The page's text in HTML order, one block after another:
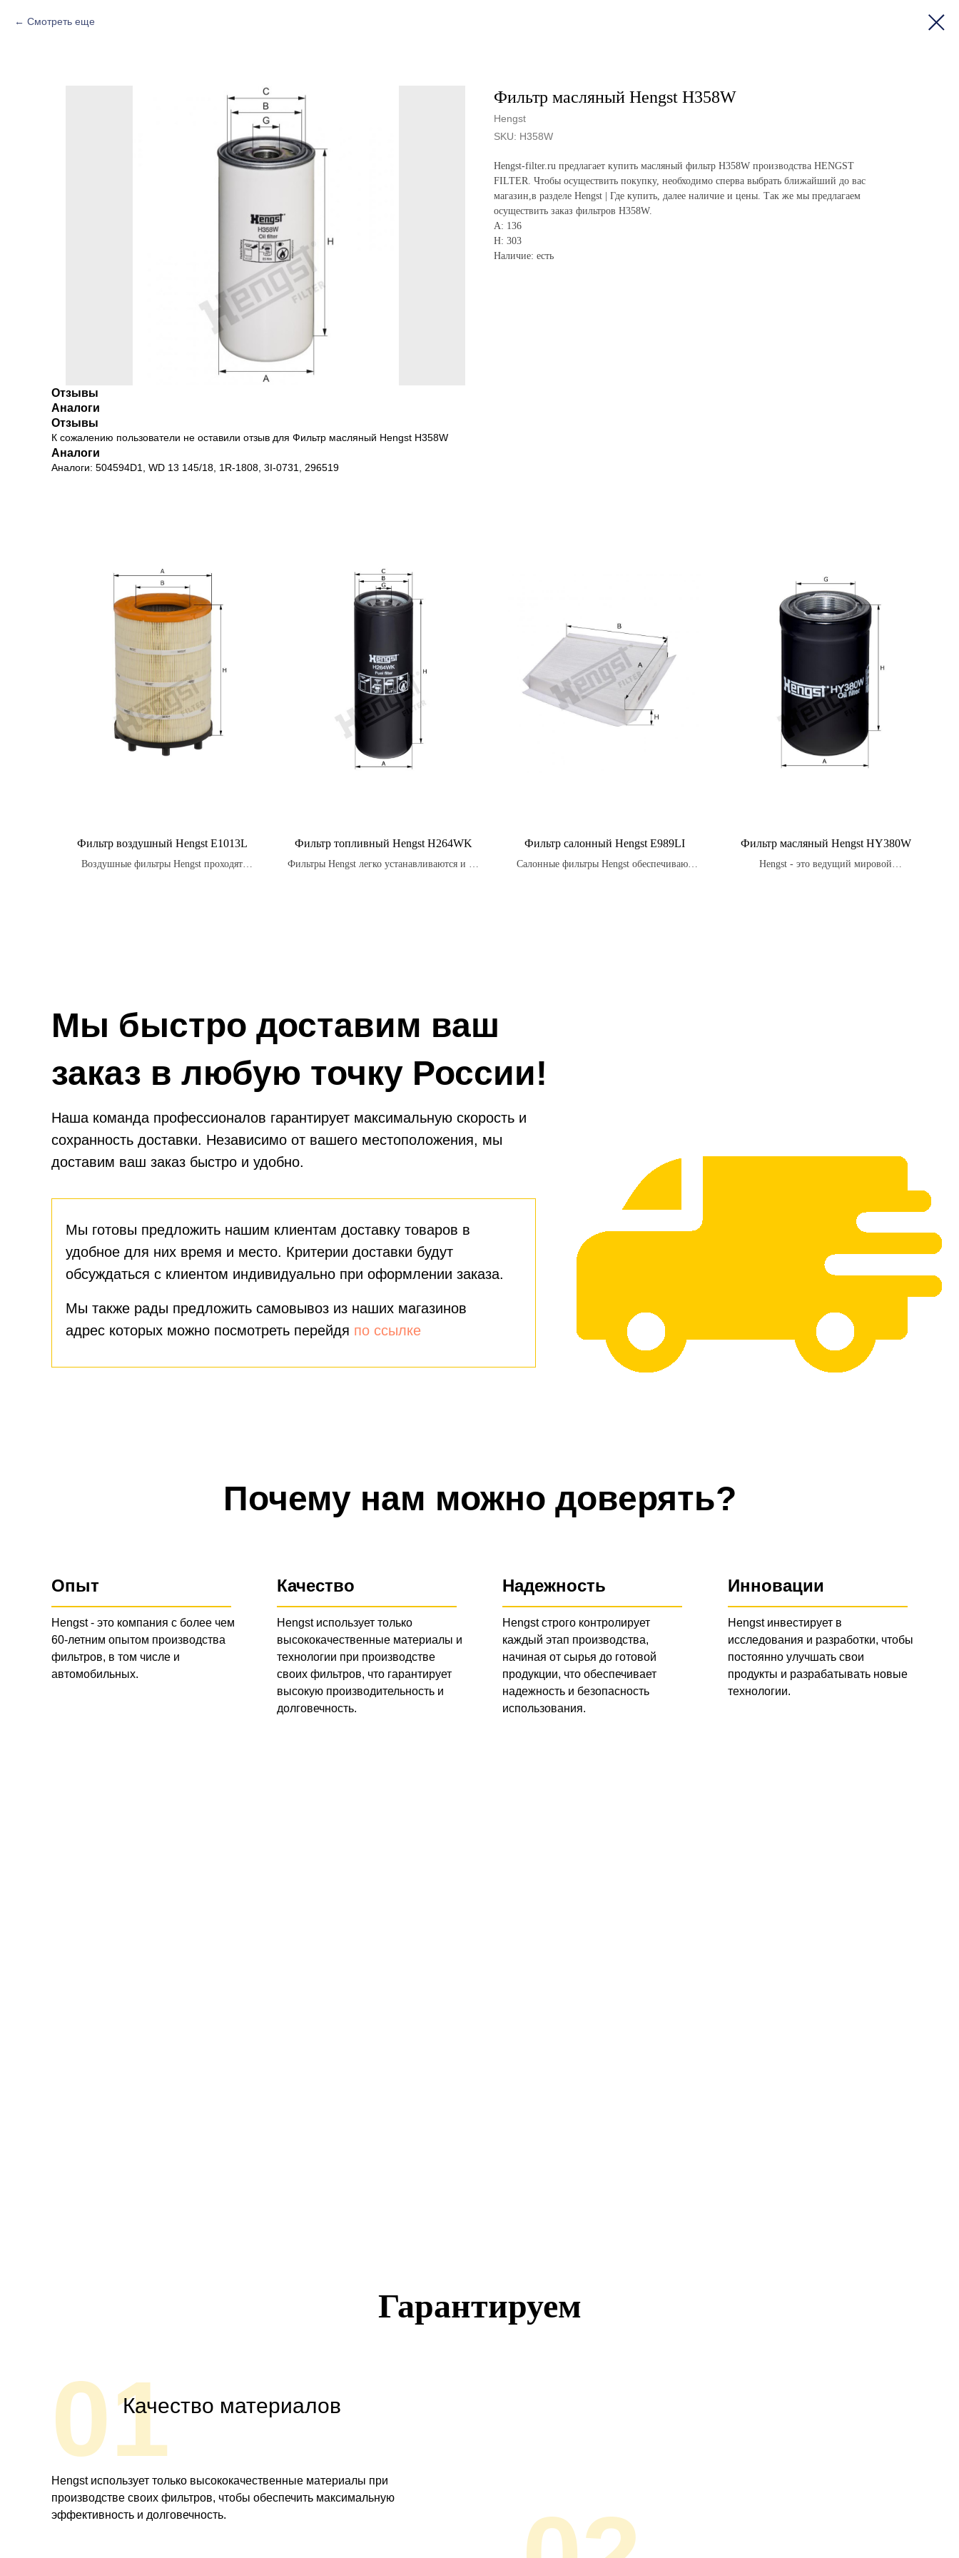
Смотреть еще
Фильтр масляный Hengst H358W
Hengst
SKU: H358W
Hengst-filter.ru предлагает купить масляный фильтр H358W производства HENGST
FILTER. Чтобы осуществить покупку, необходимо сперва выбрать ближайший до вас
магазин,в разделе Hengst | Где купить, далее наличие и цены. Так же мы предлагаем
осуществить заказ фильтров H358W.
A: 136
H: 303
Наличие: есть
Отзывы
Аналоги
Отзывы
К сожалению пользователи не оставили отзыв для Фильтр масляный Hengst H358W
Аналоги
Аналоги: 504594D1, WD 13 145/18, 1R-1808, 3I-0731, 296519
Фильтр воздушный Hengst E1013L
Воздушные фильтры Hengst проходят
Фильтр топливный Hengst H264WK
Фильтры Hengst легко устанавливаются и не
Фильтр салонный Hengst E989LI
Салонные фильтры Hengst обеспечивают
Фильтр масляный Hengst HY380W
Hengst - это ведущий мировой
Мы быстро доставим ваш
заказ в любую точку России!
Мы готовы предложить нашим клиентам доставку товаров в
удобное для них время и место. Критерии доставки будут
обсуждаться с клиентом индивидуально при оформлении заказа.
Мы также рады предложить самовывоз из наших магазинов
адрес которых можно посмотреть перейдя по ссылке
Наша команда профессионалов гарантирует максимальную скорость и
сохранность доставки. Независимо от вашего местоположения, мы
доставим ваш заказ быстро и удобно.
Почему нам можно доверять?
Опыт
Hengst - это компания с более чем
60-летним опытом производства
фильтров, в том числе и
автомобильных.
Качество Надежность
Hengst использует только
высококачественные материалы и
технологии при производстве
своих фильтров, что гарантирует
высокую производительность и
долговечность.
Инновации
Hengst строго контролирует
каждый этап производства,
начиная от сырья до готовой
продукции, что обеспечивает
надежность и безопасность
использования.
Hengst инвестирует в
исследования и разработки, чтобы
постоянно улучшать свои
продукты и разрабатывать новые
технологии.
Гарантируем
01Качество материалов
Hengst использует только высококачественные материалы при
производстве своих фильтров, чтобы обеспечить максимальную
эффективность и долговечность.